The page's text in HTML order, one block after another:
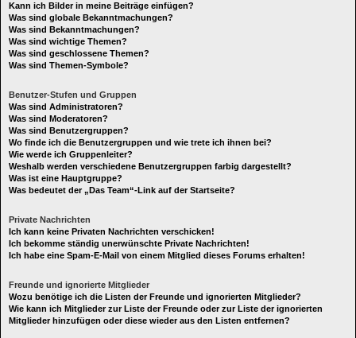
Kann ich Bilder in meine Beiträge einfügen?
Was sind globale Bekanntmachungen?
Was sind Bekanntmachungen?
Was sind wichtige Themen?
Was sind geschlossene Themen?
Was sind Themen-Symbole?
Benutzer-Stufen und Gruppen
Was sind Administratoren?
Was sind Moderatoren?
Was sind Benutzergruppen?
Wo finde ich die Benutzergruppen und wie trete ich ihnen bei?
Wie werde ich Gruppenleiter?
Weshalb werden verschiedene Benutzergruppen farbig dargestellt?
Was ist eine Hauptgruppe?
Was bedeutet der „Das Team“-Link auf der Startseite?
Private Nachrichten
Ich kann keine Privaten Nachrichten verschicken!
Ich bekomme ständig unerwünschte Private Nachrichten!
Ich habe eine Spam-E-Mail von einem Mitglied dieses Forums erhalten!
Freunde und ignorierte Mitglieder
Wozu benötige ich die Listen der Freunde und ignorierten Mitglieder?
Wie kann ich Mitglieder zur Liste der Freunde oder zur Liste der ignorierten
Mitglieder hinzufügen oder diese wieder aus den Listen entfernen?